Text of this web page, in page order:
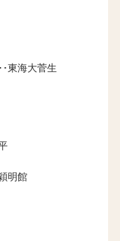
東海大菅生
明館